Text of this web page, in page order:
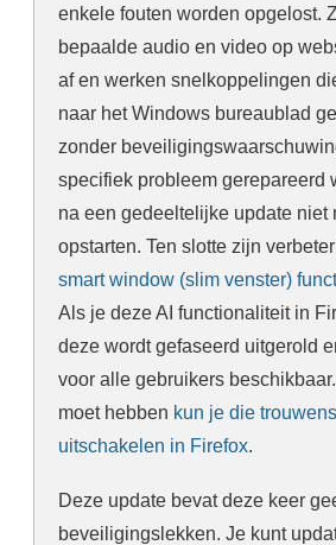
enkele fouten worden opgelost.
bepaalde audio en video op
af en werken snelkoppelingen
naar het Windows bureaublad
zonder
specifiek probleem gerepareerd
na een gedeeltelijke update niet
opstarten. Ten slotte zijn
smart window (slim venster)
Als je deze AI functionaliteit in
deze wordt gefaseerd uitgerold
voor alle gebruikers
moet hebben kun je die
uitschakelen in Firefox.
Deze update bevat deze keer
beveiligingslekken. Je kunt